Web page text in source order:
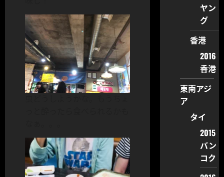
ヤン
グ
香港
2016
香港
東南アジ
ア
タイ
2015
バン
コク